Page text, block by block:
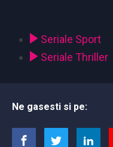
Seriale Sport
Seriale Thriller
Ne gasesti si pe: